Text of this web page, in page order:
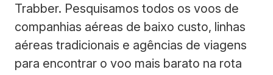
Trabber. Pesquisamos todos os voos de
companhias aéreas de baixo custo, linhas
aéreas tradicionais e agências de viagens
para encontrar o voo mais barato na rota